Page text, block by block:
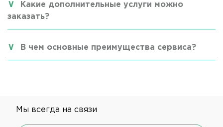
Какие дополнительные услуги можно
заказать?
В чем основные преимущества сервиса?
Мы всегда на связи